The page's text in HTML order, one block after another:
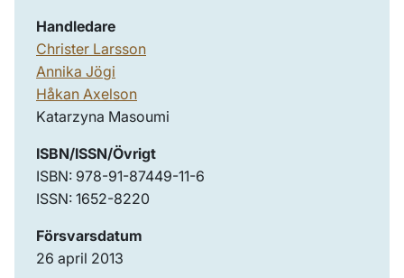
Handledare
Christer Larsson
Annika Jögi
Håkan Axelson
Katarzyna Masoumi
ISBN/ISSN/Övrigt
ISBN: 978-91-87449-11-6
ISSN: 1652-8220
Försvarsdatum
26 april 2013